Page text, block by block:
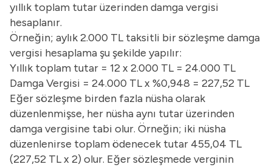
yıllık toplam tutar üzerinden damga vergisi
hesaplanır.
Örneğin; aylık 2.000 TL taksitli bir sözleşme damga
vergisi hesaplama şu şekilde yapılır:
Yıllık toplam tutar = 12 x 2.000 TL = 24.000 TL
Damga Vergisi = 24.000 TL x %0,948 = 227,52 TL
Eğer sözleşme birden fazla nüsha olarak
düzenlenmişse, her nüsha aynı tutar üzerinden
damga vergisine tabi olur. Örneğin; iki nüsha
düzenlenirse toplam ödenecek tutar 455,04 TL
(227,52 TL x 2) olur. Eğer sözleşmede verginin